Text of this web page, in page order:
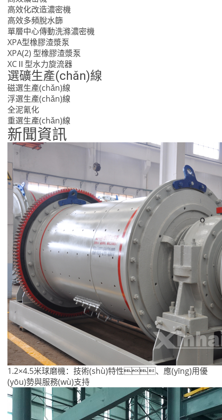
高效化改造濃密機
高效多頻脫水篩
單層中心傳動洗滌濃密機
XPA型橡膠渣漿泵
XPA(2) 型橡膠渣漿泵
XCⅡ型水力旋流器
選礦生產(chǎn)線
磁選生產(chǎn)線
浮選生產(chǎn)線
全泥氰化
重選生產(chǎn)線
新聞資訊
1.2×4.5米球磨機：技術(shù)特性、應(yīng)用優
(yōu)勢與服務(wù)支持